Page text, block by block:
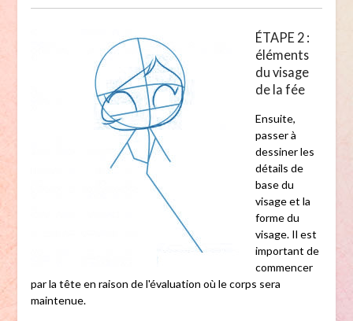
ÉTAPE 2 :
éléments
du visage
de la fée
Ensuite,
passer à
dessiner les
détails de
base du
visage et la
forme du
visage. Il est
important de
commencer
par la tête en raison de l'évaluation où le corps sera
maintenue.